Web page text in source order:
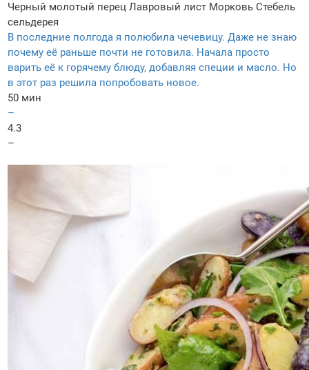
Черный молотый перец Лавровый лист Морковь Стебель
сельдерея
В последние полгода я полюбила чечевицу. Даже не знаю
почему её раньше почти не готовила. Начала просто
варить её к горячему блюду, добавляя специи и масло. Но
в этот раз решила попробовать новое.
50 мин
–
4.3
–